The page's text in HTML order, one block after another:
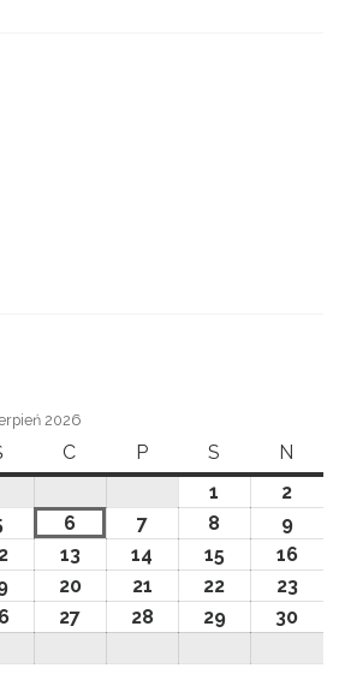
2026
środa C czwartek
Ppiątek S sobotaN
1
sierpnia,
2026
2
2026
5
sierpnia,
2026
6
sierpnia,
2026
77
sierpnia,
2026
8
sierpnia,
2026
99
2026
12
sierpnia,
2026
1313
sierpnia,
2026
14
sierpnia,
2026
1515
sierpnia,
2026
1616
sierpnia,
2020
sierpnia,
21
sierpnia,
22
sierpnia,
2323
26
27 2828
2929
30